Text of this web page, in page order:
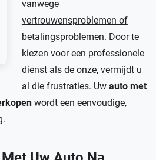
vanwege
vertrouwensproblemen of
betalingsproblemen. Door te
kiezen voor een professionele
dienst als de onze, vermijdt u
al die frustraties. Uw auto met
wordt een eenvoudige,